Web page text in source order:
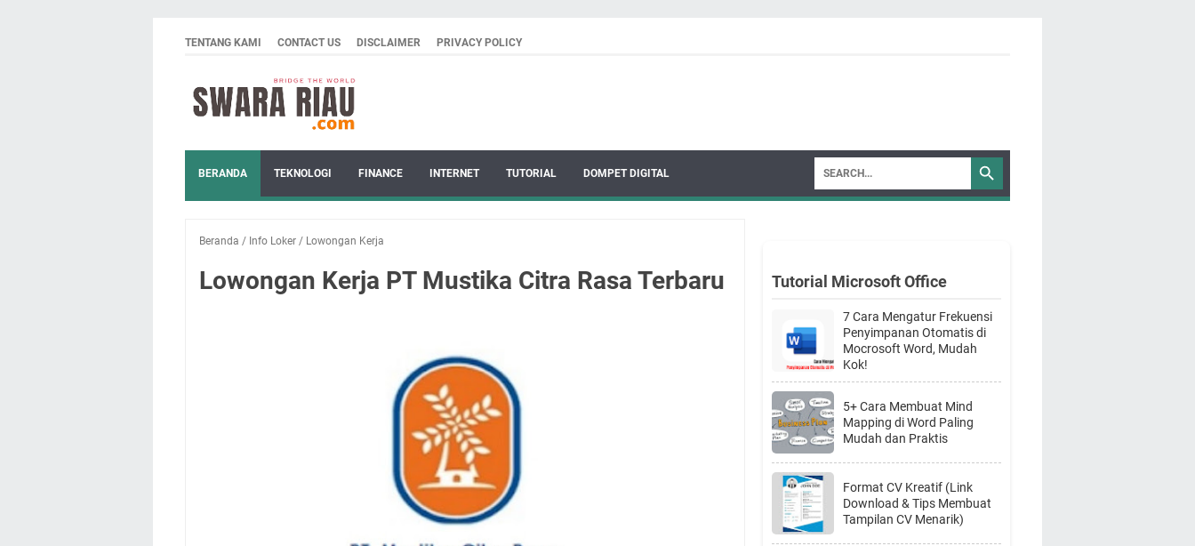
TENTANG KAMI CONTACT US DISCLAIMER PRIVACY POLICY
BERANDA TEKNOLOGI FINANCE INTERNET TUTORIAL DOMPET DIGITAL
Beranda / Info Loker / Lowongan Kerja
Lowongan Kerja PT Mustika Citra Rasa Terbaru Tutorial Microsoft Office
7 Cara Mengatur Frekuensi
Penyimpanan Otomatis di
Mocrosoft Word, Mudah
Kok!
5+ Cara Membuat Mind
Mapping di Word Paling
Mudah dan Praktis
Format CV Kreatif (Link
Download & Tips Membuat
Tampilan CV Menarik)